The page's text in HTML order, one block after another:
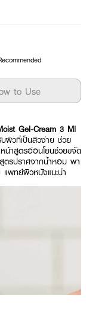
to Use
Gel-Cream 3 Ml
ผิวที่เป็นสิวง่าย ช่วย
น้าสูตรอ่อนโยนช่วยขจัด
ตรปราศจากน้ำหอม พา
แพทย์ผิวหนังแนะนำ